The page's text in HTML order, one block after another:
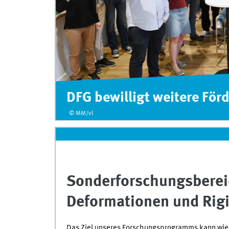
SFB 1442 Geometrie:
© MM/vl
Deformationen und